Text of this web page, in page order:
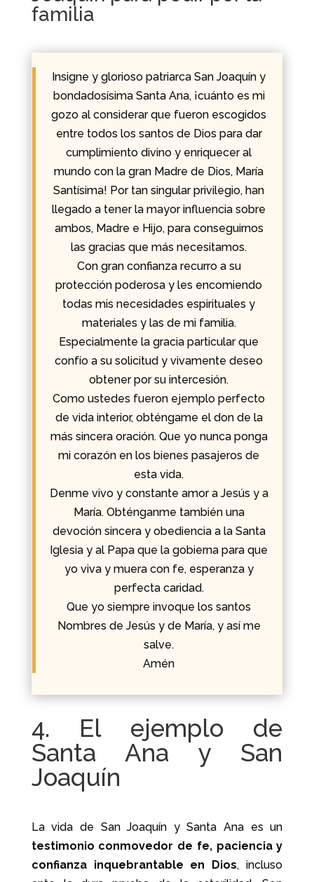
familia
Insigne y glorioso patriarca San Joaquín y
bondadosísima Santa Ana, ¡cuánto es mi
gozo al considerar que fueron escogidos
entre todos los santos de Dios para dar
cumplimiento divino y enriquecer al
mundo con la gran Madre de Dios, María
Santísima! Por tan singular privilegio, han
llegado a tener la mayor influencia sobre
ambos, Madre e Hijo, para conseguirnos
las gracias que más necesitamos.
Con gran confianza recurro a su
protección poderosa y les encomiendo
todas mis necesidades espirituales y
materiales y las de mi familia.
Especialmente la gracia particular que
confío a su solicitud y vivamente deseo
obtener por su intercesión.
Como ustedes fueron ejemplo perfecto
de vida interior, obténgame el don de la
más sincera oración. Que yo nunca ponga
mi corazón en los bienes pasajeros de
esta vida.
Denme vivo y constante amor a Jesús y a
María. Obténganme también una
devoción sincera y obediencia a la Santa
Iglesia y al Papa que la gobierna para que
yo viva y muera con fe, esperanza y
perfecta caridad.
Que yo siempre invoque los santos
Nombres de Jesús y de María, y así me
salve.
Amén
4. El ejemplo de
Santa Ana y San
Joaquín
La vida de San Joaquín y Santa Ana es un
testimonio conmovedor de fe, paciencia y
confianza inquebrantable en Dios, incluso